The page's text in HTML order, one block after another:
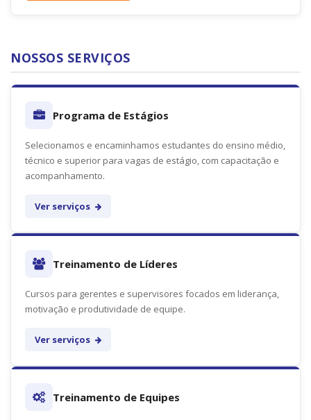
NOSSOS SERVIÇOS
Programa de Estágios
Selecionamos e encaminhamos estudantes do ensino médio,
técnico e superior para vagas de estágio, com capacitação e
acompanhamento.
Ver serviços
Treinamento de Líderes
Cursos para gerentes e supervisores focados em liderança,
motivação e produtividade de equipe.
Ver serviços
Treinamento de Equipes